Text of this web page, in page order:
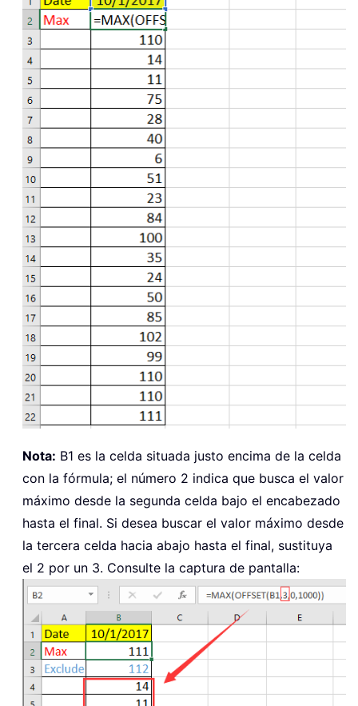
Nota: B1 es la celda situada justo encima de la celda
con la fórmula; el número 2 indica que busca el valor
máximo desde la segunda celda bajo el encabezado
hasta el final. Si desea buscar el valor máximo desde
la tercera celda hacia abajo hasta el final, sustituya
el 2 por un 3. Consulte la captura de pantalla: